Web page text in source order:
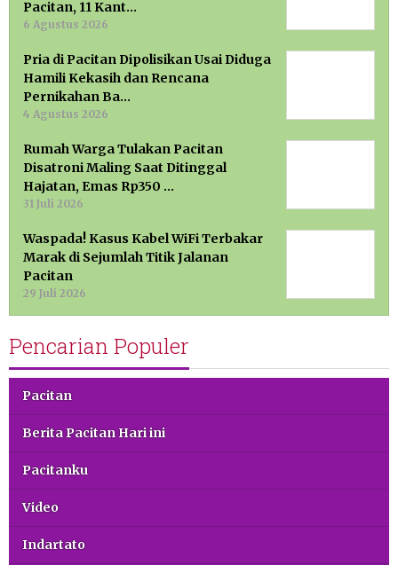
Pacitan, 11 Kant…
6 Agustus 2026
Pria di Pacitan Dipolisikan Usai Diduga
Hamili Kekasih dan Rencana
Pernikahan Ba…
4 Agustus 2026
Rumah Warga Tulakan Pacitan
Disatroni Maling Saat Ditinggal
Hajatan, Emas Rp350 …
31 Juli 2026
Waspada! Kasus Kabel WiFi Terbakar
Marak di Sejumlah Titik Jalanan
Pacitan
29 Juli 2026
Pencarian Populer
Pacitan
Berita Pacitan Hari ini
Pacitanku
Video
Indartato